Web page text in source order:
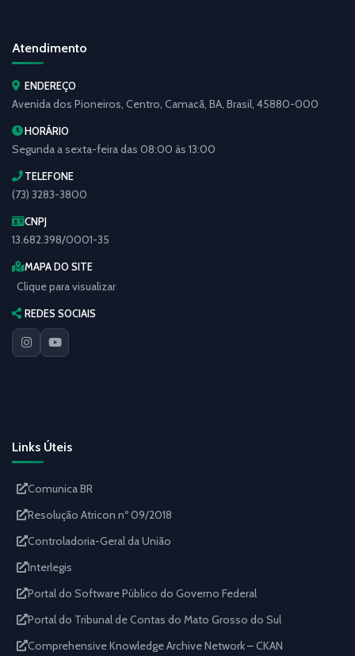
Atendimento
ENDEREÇO
Avenida dos Pioneiros, Centro, Camacã, BA, Brasil, 45880-000
HORÁRIO
Segunda a sexta-feira das 08:00 às 13:00
TELEFONE
(73) 3283-3800
CNPJ
13.682.398/0001-35
MAPA DO SITE
Clique para visualizar
REDES SOCIAIS
Links Úteis
Comunica BR
Resolução Atricon nº 09/2018
Controladoria-Geral da União
Interlegis
Portal do Software Público do Governo Federal
Portal do Tribunal de Contas do Mato Grosso do Sul
Comprehensive Knowledge Archive Network – CKAN